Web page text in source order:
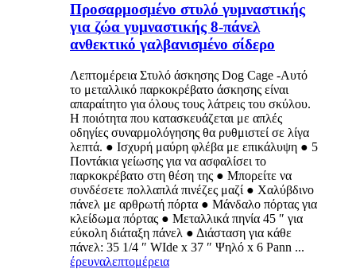
Προσαρμοσμένο στυλό γυμναστικής
για ζώα γυμναστικής 8-πάνελ
ανθεκτικό γαλβανισμένο σίδερο
Λεπτομέρεια Στυλό άσκησης Dog Cage -Αυτό
το μεταλλικό παρκοκρέβατο άσκησης είναι
απαραίτητο για όλους τους λάτρεις του σκύλου.
Η ποιότητα που κατασκευάζεται με απλές
οδηγίες συναρμολόγησης θα ρυθμιστεί σε λίγα
λεπτά. ● Ισχυρή μαύρη φλέβα με επικάλυψη ● 5
Ποντάκια γείωσης για να ασφαλίσει το
παρκοκρέβατο στη θέση της ● Μπορείτε να
συνδέσετε πολλαπλά πινέζες μαζί ● Χαλύβδινο
πάνελ με αρθρωτή πόρτα ● Μάνδαλο πόρτας για
κλείδωμα πόρτας ● Μεταλλικά πηνία 45 ″ για
εύκολη διάταξη πάνελ ● Διάσταση για κάθε
πάνελ: 35 1/4 ″ WIde x 37 ″ Ψηλό x 6 Pann ...
έρευναλεπτομέρεια